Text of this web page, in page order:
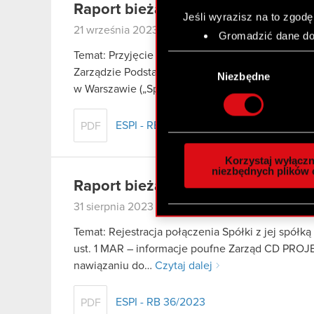
Jeśli wyrazisz na to
Gromadzić dane
Identyfikować
Dowiedz się więcej
szczegółów . W
Wykorzystujemy pliki
społecznościowym,
otrzymanymi od Ciebie
zgadasz się na używanie
Niezbędne
Korzystaj
niezbędnych plików
Raport bieżący nr 37/2023
21 września 2023
Temat: Przyjęcie dodatkowych określeń
Zarządzie Podstawa prawna: Art. 17 ust. 1 MAR
w Warszawie („Spółka”) informuje, że…
PDF ESPI - RB 37/2023
Raport bieżący nr 36/2023
31 sierpnia 2023
Temat: Rejestracja połączenia Spółki z jej
ust. 1 MAR – informacje poufne Zarząd CD
nawiązaniu do… Czytaj dalej
PDF ESPI - RB 36/2023